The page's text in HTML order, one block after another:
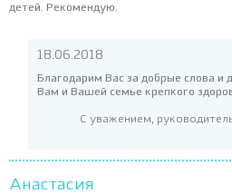
детей. Рекомендую.
18.06.2018
Благодарим Вас за добрые слова и
Вам и Вашей семье крепкого
С уважением,
Анастасия